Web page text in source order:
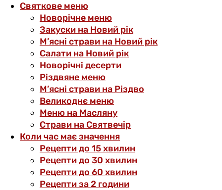
Святкове меню
Новорічне меню
Закуски на Новий рік
М’ясні страви на Новий рік
Салати на Новий рік
Новорічні десерти
Різдвяне меню
М’ясні страви на Різдво
Великоднє меню
Меню на Масляну
Страви на Святвечір
Коли час має значення
Рецепти до 15 хвилин
Рецепти до 30 хвилин
Рецепти до 60 хвилин
Рецепти за 2 години